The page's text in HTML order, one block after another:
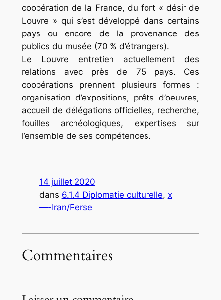
coopération de la France, du fort « désir de
Louvre » qui s’est développé dans certains
pays ou encore de la provenance des
publics du musée (70 % d’étrangers).
Le Louvre entretien actuellement des
relations avec près de 75 pays. Ces
coopérations prennent plusieurs formes :
organisation d’expositions, prêts d’oeuvres,
accueil de délégations officielles, recherche,
fouilles archéologiques, expertises sur
l’ensemble de ses compétences.
14 juillet 2020
dans 6.1.4 Diplomatie culturelle, x
—-Iran/Perse
Commentaires